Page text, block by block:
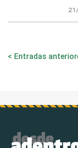
Navegación
Entradas